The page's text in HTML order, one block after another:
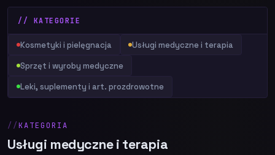
// KATEGORIE
Kosmetyki i pielęgnacja Usługi medyczne i terapia
Sprzęt i wyroby medyczne
Leki, suplementy i art. prozdrowotne
KATEGORIA
Usługi medyczne i terapia